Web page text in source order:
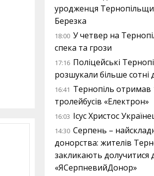
уродженця
Березка
18:00 У четвер на
спека та грози
17:16 Поліцейські
розшукали більше сотні
16:41 Тернопіль отримав
тролейбусів «Електрон»
16:03 Ісус Христос
14:30 Серпень –
донорства: жителів
закликають долучитися
«ЯСерпневийДонор»